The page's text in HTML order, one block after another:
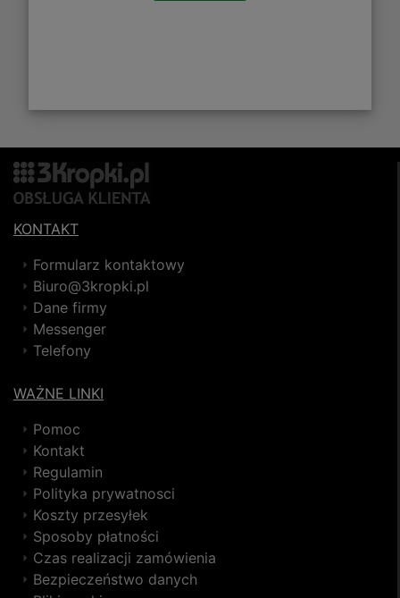
KONTAKT
Formularz kontaktowy
Biuro@3kropki.pl
Dane firmy
Messenger
Telefony
WAŻNE LINKI
Pomoc
Kontakt
Regulamin
Polityka prywatnosci
Koszty przesyłek
Sposoby płatności
Czas realizacji zamówienia
Bezpieczeństwo danych